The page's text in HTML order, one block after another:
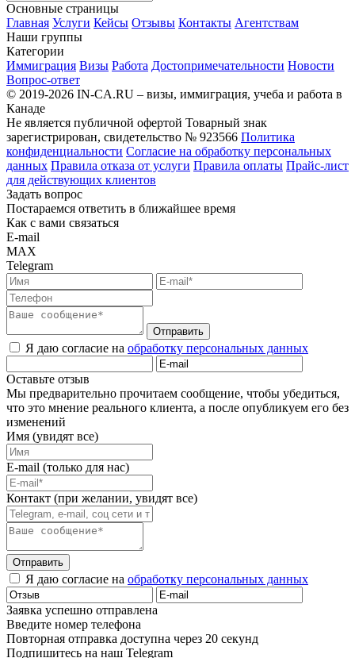
Основные страницы
Главная Услуги Кейсы Отзывы Контакты Агентствам
Наши группы
Категории
Иммиграция Визы Работа Достопримечательности Новости
Вопрос-ответ
© 2019-2026 IN-CA.RU – визы, иммиграция, учеба и работа в
Канаде
Не является публичной офертой Товарный знак
зарегистрирован, свидетельство № 923566 Политика
конфиденциальности Согласие на обработку персональных
данных Правила отказа от услуги Правила оплаты Прайс-лист
для действующих клиентов
Задать вопрос
Постараемся ответить в ближайшее время
Как с вами связаться
E-mail
MAX
Telegram
Отправить
Я даю согласие на обработку персональных данных
Оставьте отзыв
Мы предварительно прочитаем сообщение, чтобы убедиться,
что это мнение реального клиента, а после опубликуем его без
изменений
Имя (увидят все)
E-mail (только для нас)
Контакт (при желании, увидят все)
Отправить
Я даю согласие на обработку персональных данных
Заявка успешно отправлена
Введите номер телефона
Повторная отправка доступна через 20 секунд
Подпишитесь на наш Telegram